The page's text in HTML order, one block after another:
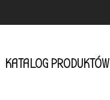
KATALOG PRODUKTÓW